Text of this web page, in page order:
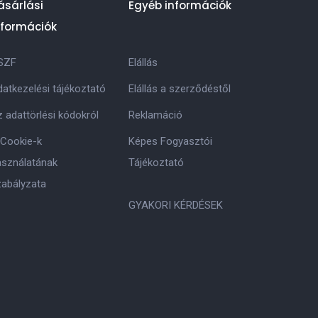
tájékoztató
adattörlési kódokról
k
Egyéb információk
Elállás
Elállás a szerződéstől
Reklamáció
Képes Fogyasztói
Tájékoztató
GYAKORI KÉRDÉSEK